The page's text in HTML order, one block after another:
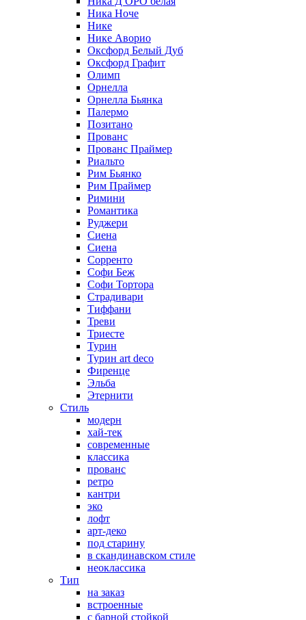
Ника Ноче
Нике
Нике Аворио
Оксфорд Белый Дуб
Оксфорд Графит
Олимп
Орнелла
Орнелла Бьянка
Палермо
Позитано
Прованс
Прованс Праймер
Риальто
Рим Бьянко
Рим Праймер
Римини
Романтика
Руджери
Сиена
Сиена
Сорренто
Софи Беж
Софи Тортора
Страдивари
Тиффани
Треви
Триесте
Турин
Турин art deco
Фиренце
Эльба
Этернити
Стиль
модерн
хай-тек
современные
классика
прованс
ретро
кантри
эко
лофт
арт-деко
под старину
в скандинавском стиле
неоклассика
Тип
на заказ
встроенные
с барной стойкой